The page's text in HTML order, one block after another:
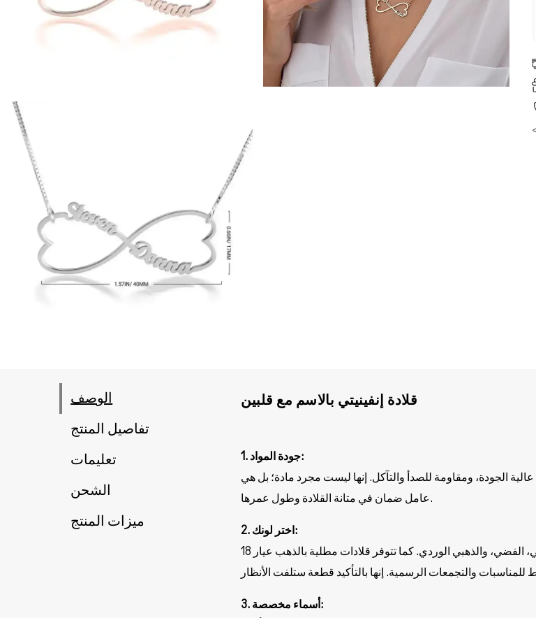
الوصف
تفاصيل المنتج
تعليمات
الشحن
ميزات المنتج
قلادة إنفينيتي بالاسم مع قلبين
1. جودة المواد:
الجودة، ومقاومة للصدأ والتآكل. إنها ليست مجرد مادة؛ بل هي
عامل ضمان في متانة القلادة وطول عمرها.
2. اختر لونك:
يمكنك اختيار لونك المفضل من مجموعتنا الكلاسيكية من الألوان: الذهبي، الفضي، والذهبي الوردي. كما تتوفر قلادات مطلية بالذهب عيار 18
3. أسماء مخصصة: